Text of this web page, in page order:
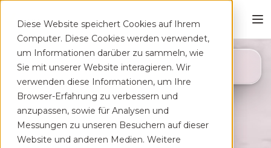
Diese Website speichert Cookies auf Ihrem
Computer. Diese Cookies werden verwendet,
um Informationen darüber zu sammeln, wie
Sie mit unserer Website interagieren. Wir
verwenden diese Informationen, um Ihre
Browser-Erfahrung zu verbessern und
anzupassen, sowie für Analysen und
Messungen zu unseren Besuchern auf dieser
Website und anderen Medien. Weitere